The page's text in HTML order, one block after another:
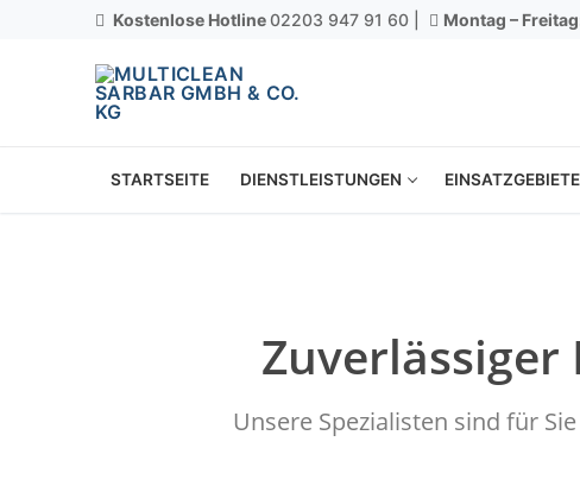
Kostenlose Hotline02203 947 91 60 | Montag –
STARTSEITE DIENSTLEISTUNGEN EINSATZGEBIETE
Zuverlässiger
Unsere Spezialisten sind für